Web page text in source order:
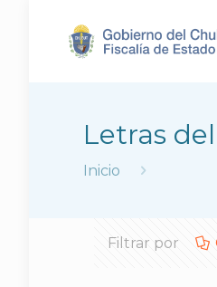
Letras
Inicio
Filtrar por